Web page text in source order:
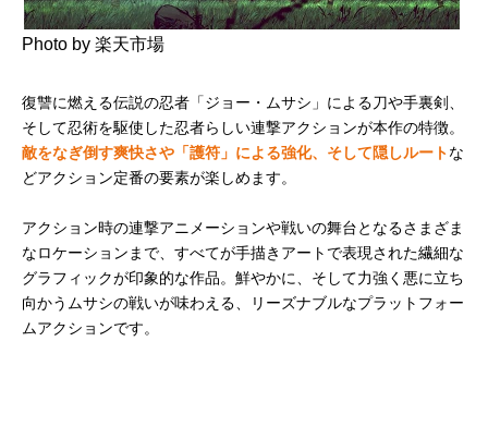
Photo by 楽天市場
復讐に燃える伝説の忍者「ジョー・ムサシ」による刀や手裏剣、
そして忍術を駆使した忍者らしい連撃アクションが本作の特徴。
敵をなぎ倒す爽快さや「護符」による強化、そして隠しルートな
どアクション定番の要素が楽しめます。
アクション時の連撃アニメーションや戦いの舞台となるさまざま
なロケーションまで、すべてが手描きアートで表現された繊細な
グラフィックが印象的な作品。鮮やかに、そして力強く悪に立ち
向かうムサシの戦いが味わえる、リーズナブルなプラットフォー
ムアクションです。